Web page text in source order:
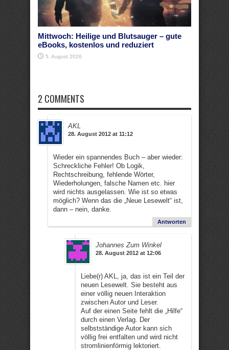
Mittwoch: Heilige und Blutsauger – gute
eBooks, kostenlos und reduziert
5. August 2026
2 COMMENTS
AKL
28. August 2012 at 11:12
Wieder ein spannendes Buch – aber wieder:
Schreckliche Fehler! Ob Logik,
Rechtschreibung, fehlende Wörter,
Wiederholungen, falsche Namen etc. hier
wird nichts ausgelassen. Wie ist so etwas
möglich? Wenn das die „Neue Lesewelt“ ist,
dann – nein, danke.
Antworten
Johannes Zum Winkel
28. August 2012 at 12:06
Liebe(r) AKL, ja, das ist ein Teil der
neuen Lesewelt. Sie besteht aus
einer völlig neuen Interaktion
zwischen Autor und Leser.
Auf der einen Seite fehlt die „Hilfe“
durch einen Verlag. Der
selbstständige Autor kann sich
völlig frei entfalten und wird nicht
stromlinienförmig lektoriert.